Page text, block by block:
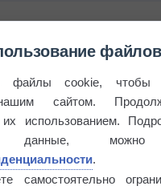
файлы cookie,
нашим сайтом.
их использованием.
данные,
.
самостоятельно